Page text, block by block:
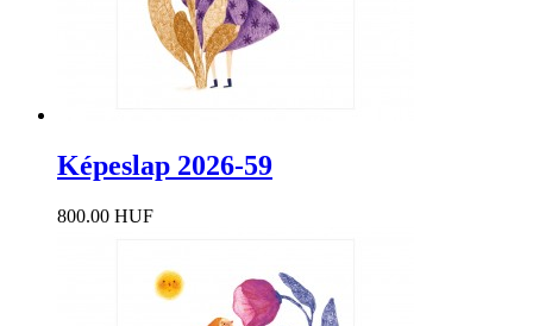
Képeslap 2026-59
800.00 HUF